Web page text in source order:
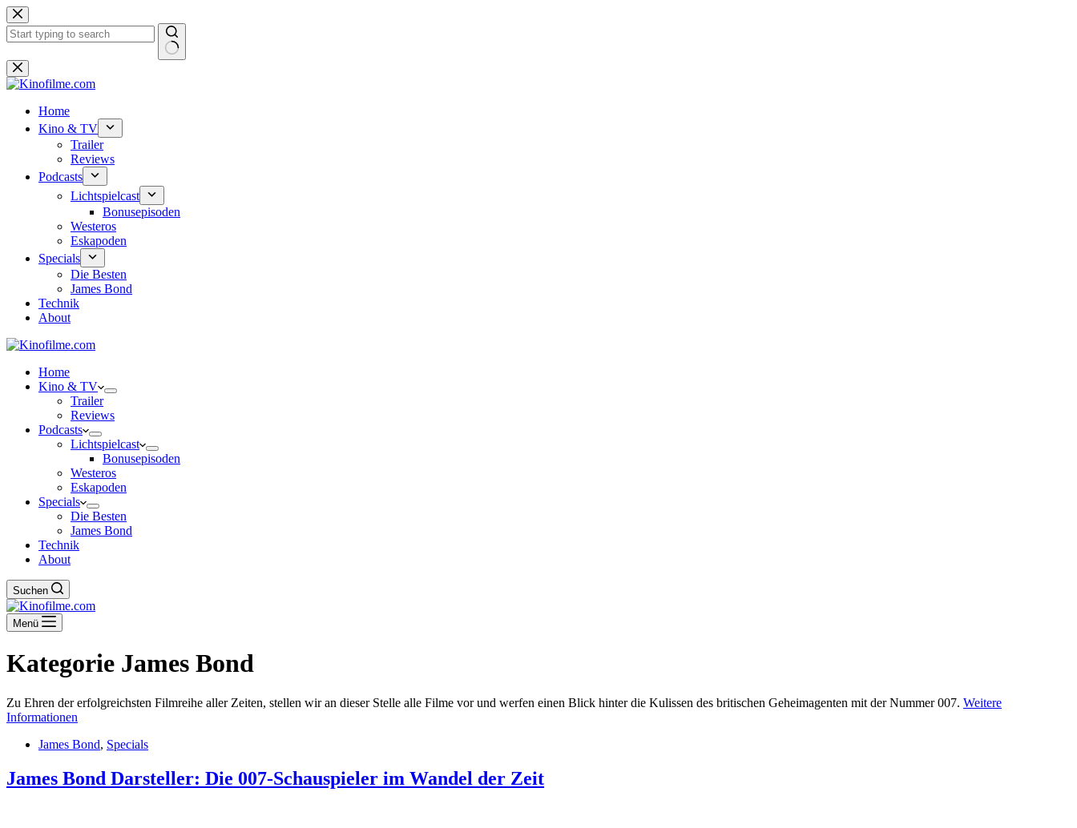
Zum
Inhalt
springen
Keine
Ergebnisse
Home
Kino & TV
Trailer
Reviews
Podcasts
Lichtspielcast
Bonusepisoden
Westeros
Eskapoden
Specials
Die Besten
James Bond
Technik
About
Home
Kino & TV
Trailer
Reviews
Podcasts
Lichtspielcast
Bonusepisoden
Westeros
Eskapoden
Specials
Die Besten
James Bond
Technik
About
Suchen
Menü
Kategorie James Bond
Zu Ehren der erfolgreichsten Filmreihe aller Zeiten, stellen wir an dieser Stelle alle Filme vor und werfen einen Blick hinter die Kulissen des britischen Geheimagenten mit der Nummer 007. Weitere
Informationen
James Bond, Specials
James Bond Darsteller: Die 007-Schauspieler im Wandel der Zeit